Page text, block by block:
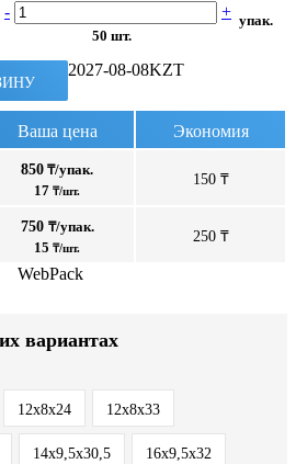
- +
50 шт.
упак.
2027-08-08KZT
Ваша цена Экономия
850 ₸/упак.
17 ₸/шт.
150 ₸
750 ₸/упак.
15 ₸/шт.
250 ₸
WebPack
вариантах
12x8x24 12x8x33
14x9,5x30,5 16x9,5x32